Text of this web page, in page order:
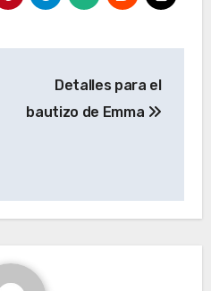
Detalles para el
bautizo de Emma